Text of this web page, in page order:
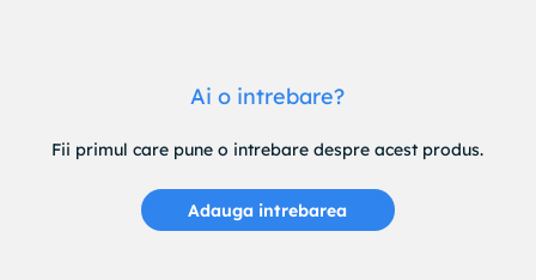
Ai o intrebare?
Fii primul care pune o intrebare despre acest produs.
Adauga intrebarea